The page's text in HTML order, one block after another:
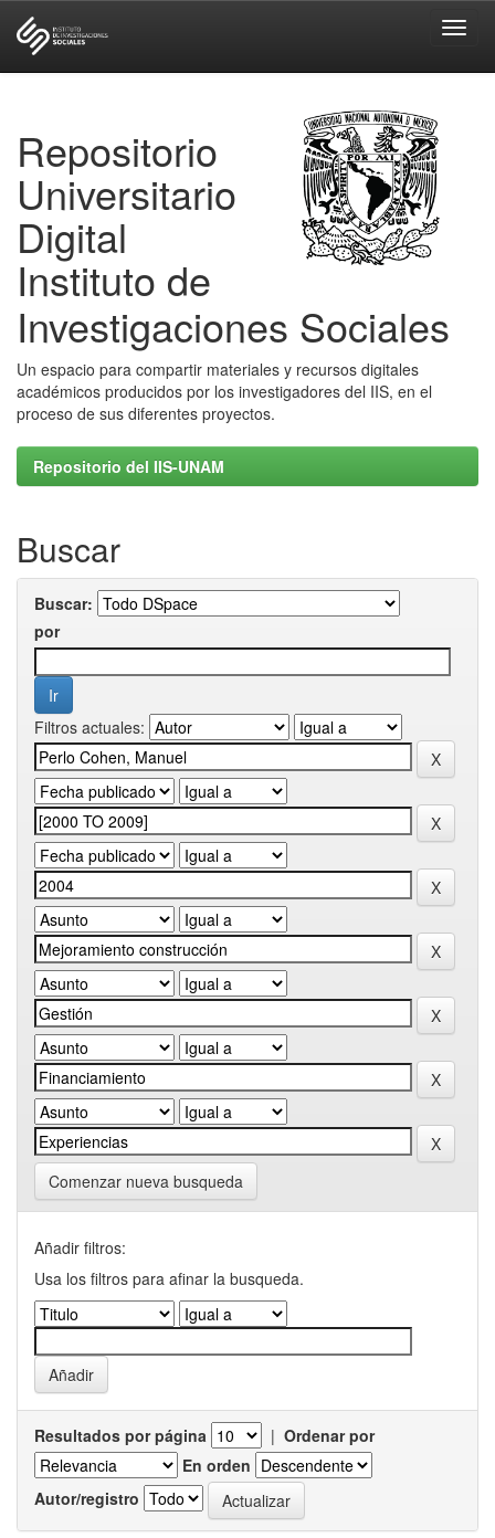
Repositorio
Universitario
Digital
Instituto de
Investigaciones Sociales
Un espacio para compartir materiales y recursos digitales
académicos producidos por los investigadores del IIS, en el
proceso de sus diferentes proyectos.
Repositorio del IIS-UNAM
Buscar
Buscar:
por
Filtros actuales:
Comenzar nueva busqueda
Añadir filtros:
Usa los filtros para afinar la busqueda.
Resultados por página | Ordenar por
En orden
Autor/registro